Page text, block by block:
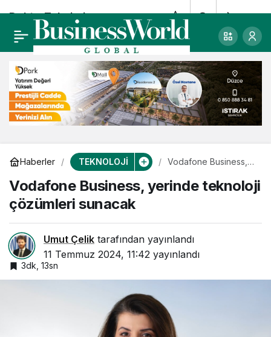
Haberler TEKNOLOJİ
Vodafone Business,
çözümleri sunacak
Vodafone Business, yerinde teknoloji
çözümleri sunacak
Umut Çelik tarafından yayınlandı
11 Temmuz 2024, 11:42 yayınlandı
3dk, 13sn
DoktorTakvimi,
Google ile entegre
oldu
0 Paylaş